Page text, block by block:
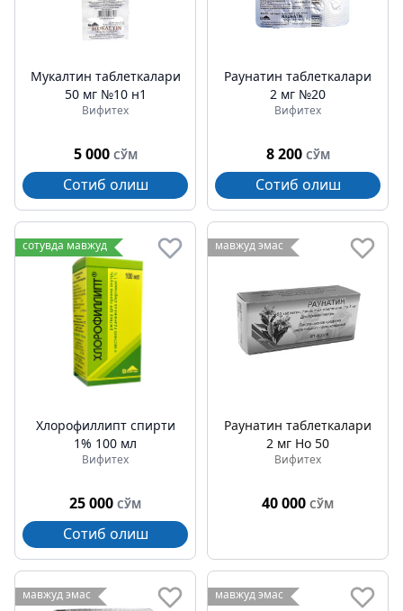
Мукалтин таблеткалари
50 мг №10 н1
Вифитех
5 000 СЎМ
Сотиб олиш
Раунатин таблеткалари
2 мг №20
Вифитех
8 200 СЎМ
Сотиб олиш
сотувда мавжуд
Хлорофиллипт спирти
1% 100 мл
Вифитех
25 000 СЎМ
Сотиб олиш
мавжуд эмас
Раунатин таблеткалари
2 мг Но 50
Вифитех
40 000 СЎМ
мавжуд эмас мавжуд эмас